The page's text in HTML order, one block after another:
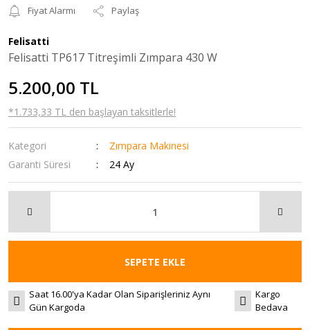
Fiyat Alarmı
Paylaş
Felisatti
Felisatti TP617 Titreşimli Zımpara 430 W
5.200,00 TL
*1.733,33 TL den başlayan taksitlerle!
Kategori
Zımpara Makinesi
Garanti Süresi
24 Ay
SEPETE EKLE
Saat 16.00'ya Kadar Olan Siparişleriniz Aynı
Gün Kargoda
Kargo
Bedava